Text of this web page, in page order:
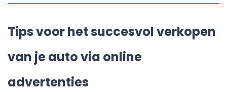
Tips voor het succesvol verkopen
van je auto via online
advertenties